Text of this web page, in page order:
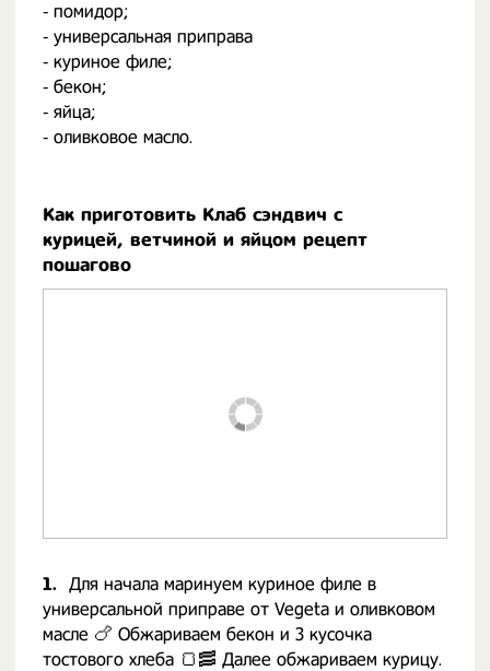
⁃ помидор;
⁃ универсальная приправа
⁃ куриное филе;
⁃ бекон;
⁃ яйца;
⁃ оливковое масло.
Как приготовить Клаб сэндвич с
курицей, ветчиной и яйцом рецепт
пошагово
1. Для начала маринуем куриное филе в
универсальной приправе от Vegeta и оливковом
масле 🍗 Обжариваем бекон и 3 кусочка
тостового хлеба 🍞🥓 Далее обжариваем курицу.